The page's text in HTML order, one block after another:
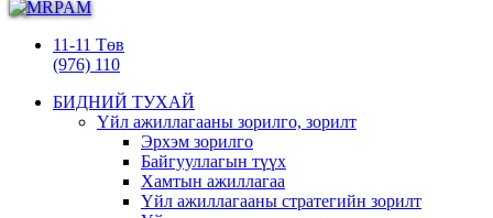
11-11 Төв
(976) 110
БИДНИЙ ТУХАЙ
Үйл ажиллагааны зорилго, зорилт
Эрхэм зорилго
Байгууллагын түүх
Хамтын ажиллагаа
Үйл ажиллагааны стратегийн зорилт